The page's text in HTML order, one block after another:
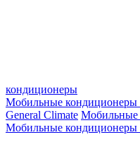
кондиционеры
Мобильные кондиционеры
General Climate Мобильные
Мобильные кондиционеры